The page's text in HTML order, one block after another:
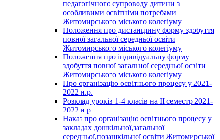
педагогічного супроводу дитини з
особливими освітніми потребами
Житомирського міського колегіуму
Положення про дистанційну форму здобуття
повної загальної середньої освіти
Житомирського міського колегіуму
Положення про індивідуальну форму
здобуття повної загальної середньої освіти
Житомирського міського колегіуму
Про організацію освітнього процесу у 2021-
2022 н.р.
Розклад уроків 1-4 класів на ІІ семестр 2021-
2022 н.р.
Наказ про організацію освітнього процесу у
закладах дошкільної,загальної
середньої,позашкільної освіти Житомирської